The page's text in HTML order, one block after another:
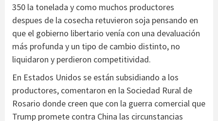
350 la tonelada y como muchos productores
despues de la cosecha retuvieron soja pensando en
que el gobierno libertario venía con una devaluación
más profunda y un tipo de cambio distinto, no
liquidaron y perdieron competitividad.
En Estados Unidos se están subsidiando a los
productores, comentaron en la Sociedad Rural de
Rosario donde creen que con la guerra comercial que
Trump promete contra China las circunstancias